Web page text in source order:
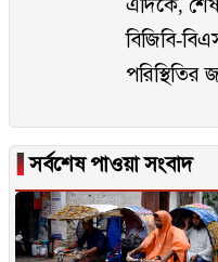
এদিকে, শেষ
বিজিবি-
পরিস্থিতির
▐সর্বশেষ পাওয়া সংবাদ